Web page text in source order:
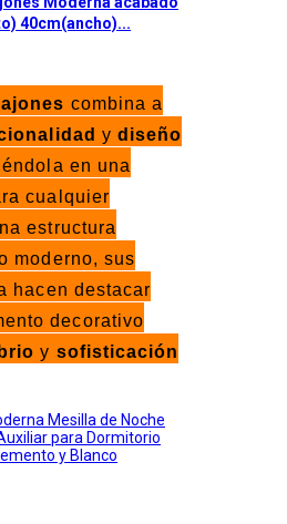
40cm(ancho)...
combina a
ydiseño
en una
cualquier
estructura
moderno, sus
hacen destacar
decorativo
y sofisticación